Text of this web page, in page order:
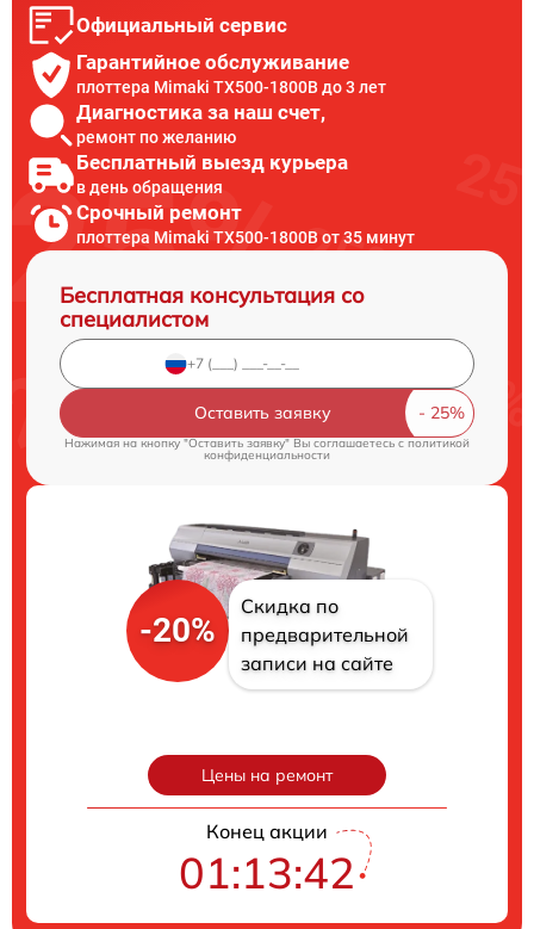
Официальный сервис
Гарантийное обслуживание
плоттера Mimaki TX500-1800B до 3 лет
Диагностика за наш счет,
ремонт по желанию
Бесплатный выезд курьера
в день обращения
Срочный ремонт
плоттера Mimaki TX500-1800B от 35 минут
Бесплатная консультация со
специалистом
Оставить заявку
Нажимая на кнопку "Оставить заявку" Вы соглашаетесь cполитикой
конфиденциальности
-20%
Скидка по
предварительной
записи на сайте
Цены на ремонт
Конец акции
01:13:41